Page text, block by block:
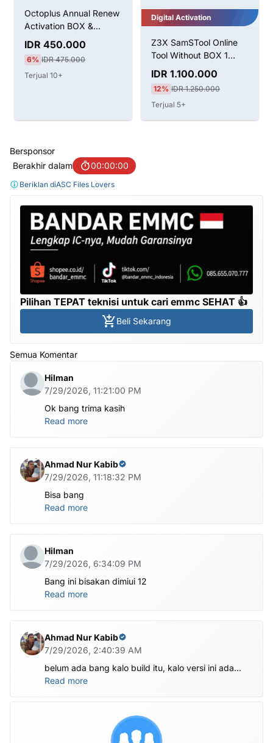
Octoplus Annual Renew
Activation BOX &
Dongle
IDR 450.000
6% IDR 475.000
Terjual 10+
Tahun Aktivasi
IDR 1.100.000
12% IDR 1.250.000
Terjual 5+
Bersponsor
Berakhir dalam
00:00:00
Beriklan diASC Files Lovers
Pilihan TEPAT teknisi untuk cari emmc SEHAT 👍
Beli Sekarang
Semua Komentar
Hilman
7/29/2026, 11:21:00 PM
Ok bang trima kasih
Read more
Ahmad Nur Kabib
7/29/2026, 11:18:32 PM
Bisa bang
Read more
Hilman
7/29/2026, 6:34:09 PM
Bang ini bisakan dimiui 12
Read more
Ahmad Nur Kabib
7/29/2026, 2:40:39 AM
belum ada bang kalo build itu, kalo versi ini ada
X1201-M1201ABCDEFGHI-V-OP-260625V1482
Read more